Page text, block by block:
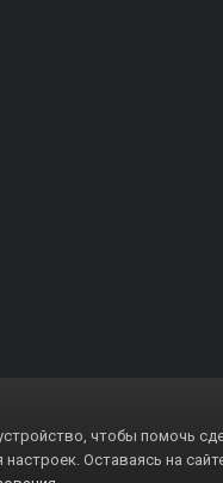
чтобы помочь
Оставаясь на